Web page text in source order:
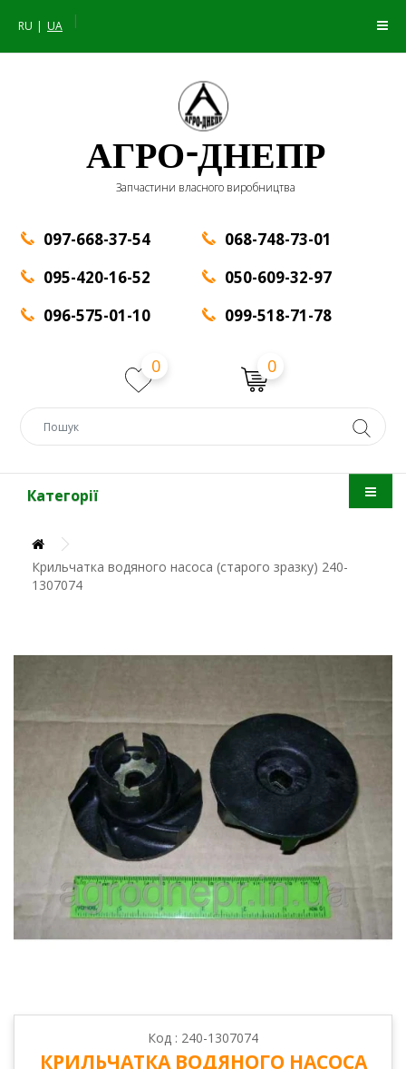
RU UA |
АГРО-ДНЕПР
Запчастини власного виробництва
097-668-37-54
095-420-16-52
096-575-01-10
068-748-73-01
050-609-32-97
099-518-71-78
0 0
Категорії
Крильчатка водяного насоса (старого зразку) 240-
1307074
Код : 240-1307074
КРИЛЬЧАТКА ВОДЯНОГО НАСОСА